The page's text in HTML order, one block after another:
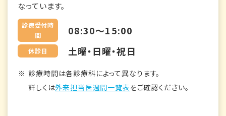
なっています。
診療受付時
間
08:30～15:00
休診日 土曜・日曜・祝日
診療時間は各診療科によって異なります。
詳しくは外来担当医週間一覧表をご確認ください。